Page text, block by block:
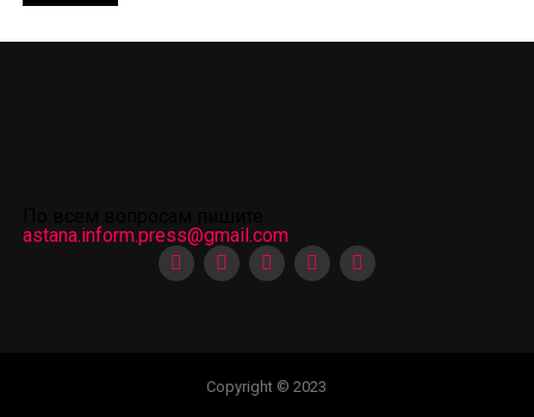
astana.inform.press@gmail.com
Copyright © 2023